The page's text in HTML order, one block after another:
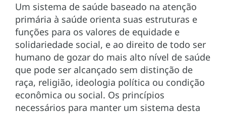
Um sistema de saúde baseado na atenção
primária à saúde orienta suas estruturas e
funções para os valores de equidade e
solidariedade social, e ao direito de todo ser
humano de gozar do mais alto nível de saúde
que pode ser alcançado sem distinção de
raça, religião, ideologia política ou condição
econômica ou social. Os princípios
necessários para manter um sistema desta